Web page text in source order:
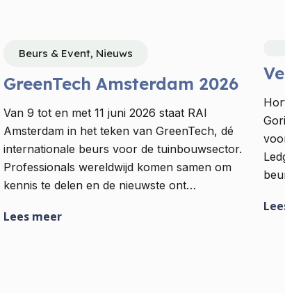
Beurs & Event, Nieuws
GreenTech Amsterdam 2026
Van 9 tot en met 11 juni 2026 staat RAI
Amsterdam in het teken van GreenTech, dé
internationale beurs voor de tuinbouwsector.
Professionals wereldwijd komen samen om
kennis te delen en de nieuwste ont…
Lees meer